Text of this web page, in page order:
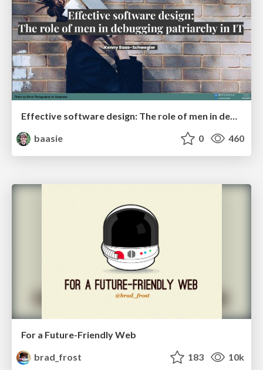
Effective software design: The role of men in debugging patriarchy in IT @ Voxxed Days AMS
baasie
0 460
For a Future-Friendly Web
brad_frost
183 10k